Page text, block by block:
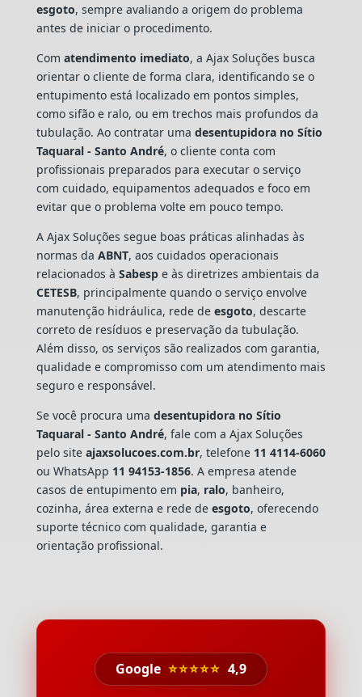
esgoto, sempre avaliando a origem do problema
antes de iniciar o procedimento.
Com atendimento imediato, a Ajax Soluções busca
orientar o cliente de forma clara, identificando se o
entupimento está localizado em pontos simples,
como sifão e ralo, ou em trechos mais profundos da
tubulação. Ao contratar uma desentupidora no Sítio
Taquaral - Santo André, o cliente conta com
profissionais preparados para executar o serviço
com cuidado, equipamentos adequados e foco em
evitar que o problema volte em pouco tempo.
A Ajax Soluções segue boas práticas alinhadas às
normas da ABNT, aos cuidados operacionais
relacionados à Sabespe às diretrizes ambientais da
CETESB, principalmente quando o serviço envolve
manutenção hidráulica, rede de esgoto, descarte
correto de resíduos e preservação da tubulação.
Além disso, os serviços são realizados com garantia,
qualidade e compromisso com um atendimento mais
seguro e responsável.
Se você procura uma desentupidora no Sítio
Taquaral - Santo André, fale com a Ajax Soluções
pelo site ajaxsolucoes.com.br, telefone 11 4114-6060
ou WhatsApp 11 94153-1856. A empresa atende
casos de entupimento em pia, ralo, banheiro,
cozinha, área externa e rede de esgoto, oferecendo
suporte técnico com qualidade, garantia e
orientação profissional.
Google ⭐⭐⭐⭐⭐ 4,9